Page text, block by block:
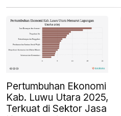
Pertumbuhan Ekonomi
Kab. Luwu Utara 2025,
Terkuat di Sektor Jasa